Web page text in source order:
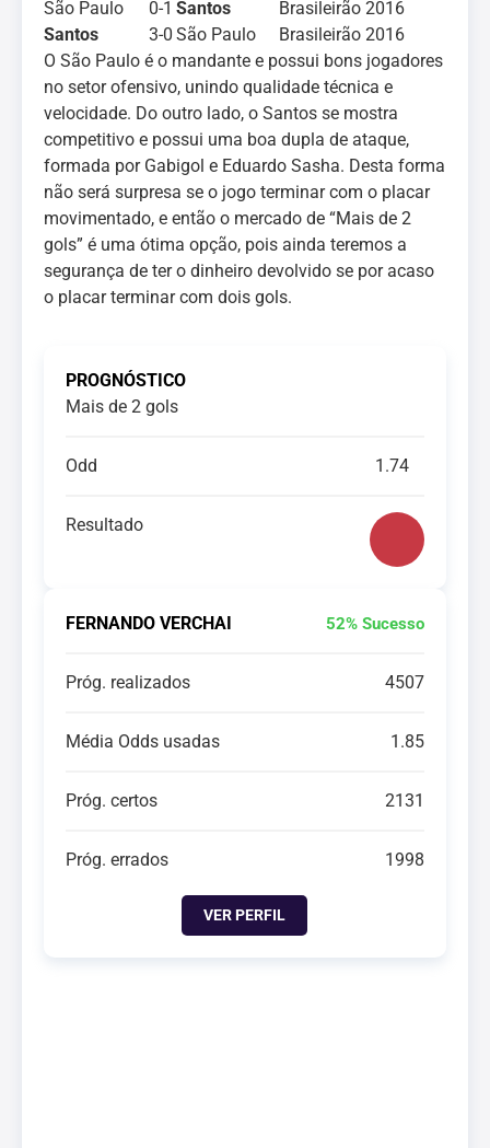
São Paulo 0-1 Santos
Brasileirão 2016
Santos
3-0 São Paulo
Brasileirão 2016
O São Paulo é o mandante e possui bons jogadores
no setor ofensivo, unindo qualidade técnica e
velocidade. Do outro lado, o Santos se mostra
competitivo e possui uma boa dupla de ataque,
formada por Gabigol e Eduardo Sasha. Desta forma
não será surpresa se o jogo terminar com o placar
movimentado, e então o mercado de “Mais de 2
gols” é uma ótima opção, pois ainda teremos a
segurança de ter o dinheiro devolvido se por acaso
o placar terminar com dois gols.
PROGNÓSTICO
Mais de 2 gols
Odd 1.74
Resultado
FERNANDO VERCHAI 52% Sucesso
Próg. realizados 4507
Média Odds usadas 1.85
Próg. certos 2131
Próg. errados 1998
VER PERFIL